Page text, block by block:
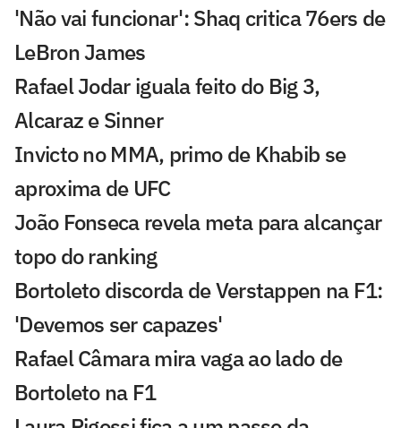
'Não vai funcionar': Shaq critica 76ers de
LeBron James
Rafael Jodar iguala feito do Big 3,
Alcaraz e Sinner
Invicto no MMA, primo de Khabib se
aproxima de UFC
João Fonseca revela meta para alcançar
topo do ranking
Bortoleto discorda de Verstappen na F1:
'Devemos ser capazes'
Rafael Câmara mira vaga ao lado de
Bortoleto na F1